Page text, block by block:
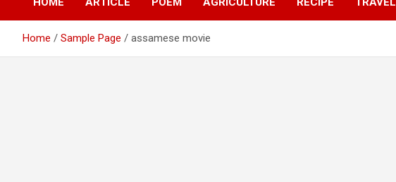
Home Sample Page assamese movie